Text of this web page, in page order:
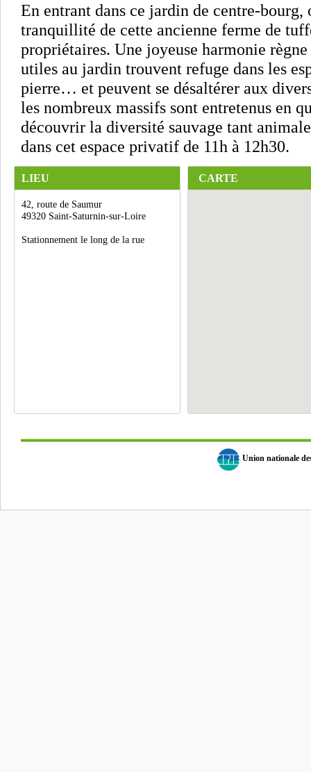
En entrant dans ce jardin de centre-bourg,
tranquillité de cette ancienne ferme de
propriétaires. Une joyeuse harmonie
utiles au jardin trouvent refuge dans les
pierre… et peuvent se désaltérer aux
les nombreux massifs sont entretenus en
découvrir la diversité sauvage tant
dans cet espace privatif de 11h à 12h30.
LIEU
42, route de Saumur
49320 Saint-Saturnin-sur-Loire
Stationnement le long de la rue
CARTE
Union nationale